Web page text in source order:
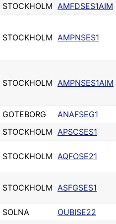
STOCKHOLM AMFDSES1AIM
STOCKHOLM AMPNSES1
STOCKHOLM AMPNSES1AIM
GOTEBORG
ANAFSEG1
STOCKHOLM APSCSES1
STOCKHOLM AQFOSE21
STOCKHOLM ASFGSES1
SOLNA
OUBISE22